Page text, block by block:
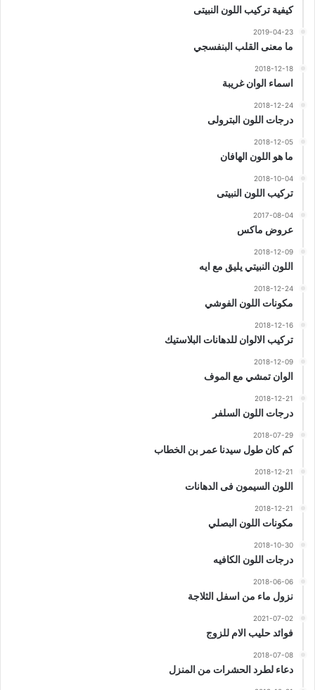
كيفية تركيب اللون النبيتى
2019-04-23
ما معنى القلب البنفسجي
2018-12-18
اسماء الوان غريبة
2018-12-24
درجات اللون البترولى
2018-12-05
ما هو اللون الهافان
2018-10-04
تركيب اللون النبيتى
2017-08-04
عروض ماكس
2018-12-09
اللون النبيتي يليق مع ايه
2018-12-24
مكونات اللون الفوشي
2018-12-16
تركيب الالوان للدهانات البلاستيك
2018-12-09
الوان تمشي مع الموف
2018-12-21
درجات اللون السلفر
2018-07-29
كم كان طول سيدنا عمر بن الخطاب
2018-12-21
اللون السيمون فى الدهانات
2018-12-21
مكونات اللون البصلي
2018-10-30
درجات اللون الكافيه
2018-06-06
نزول ماء من اسفل الثلاجة
2021-07-02
فوائد حليب الام للزوج
2018-07-08
دعاء لطرد الحشرات من المنزل